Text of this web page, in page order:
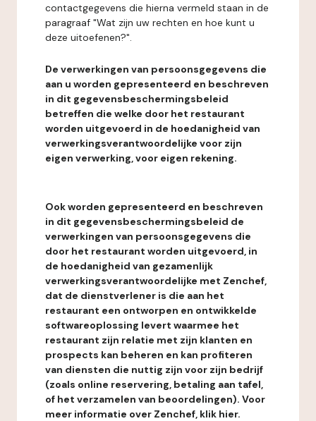
contactgegevens die hierna vermeld staan in de
paragraaf "Wat zijn uw rechten en hoe kunt u
deze uitoefenen?".
De verwerkingen van persoonsgegevens die
aan u worden gepresenteerd en beschreven
in dit gegevensbeschermingsbeleid
betreffen die welke door het restaurant
worden uitgevoerd in de hoedanigheid van
verwerkingsverantwoordelijke voor zijn
eigen verwerking, voor eigen rekening.
Ook worden gepresenteerd en beschreven
in dit gegevensbeschermingsbeleid de
verwerkingen van persoonsgegevens die
door het restaurant worden uitgevoerd, in
de hoedanigheid van gezamenlijk
verwerkingsverantwoordelijke met Zenchef,
dat de dienstverlener is die aan het
restaurant een ontworpen en ontwikkelde
softwareoplossing levert waarmee het
restaurant zijn relatie met zijn klanten en
prospects kan beheren en kan profiteren
van diensten die nuttig zijn voor zijn bedrijf
(zoals online reservering, betaling aan tafel,
of het verzamelen van beoordelingen). Voor
meer informatie over Zenchef, klik hier.